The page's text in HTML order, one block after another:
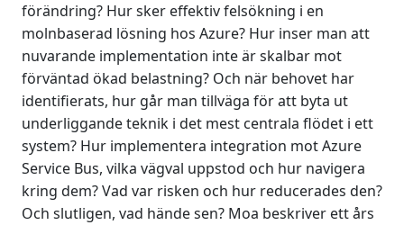
förändring? Hur sker effektiv felsökning i en
molnbaserad lösning hos Azure? Hur inser man att
nuvarande implementation inte är skalbar mot
förväntad ökad belastning? Och när behovet har
identifierats, hur går man tillväga för att byta ut
underliggande teknik i det mest centrala flödet i ett
system? Hur implementera integration mot Azure
Service Bus, vilka vägval uppstod och hur navigera
kring dem? Vad var risken och hur reducerades den?
Och slutligen, vad hände sen? Moa beskriver ett års